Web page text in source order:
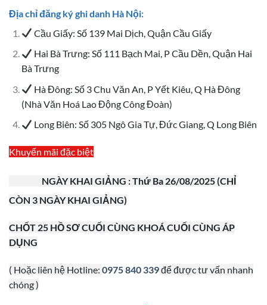
Địa chỉ đăng ký ghi danh Hà Nội:
Cầu Giấy: Số 139 Mai Dịch, Quận Cầu Giấy
Hai Bà Trưng: Số 111 Bạch Mai, P Cầu Dền, Quận Hai
Bà Trưng
Hà Đông: Số 3 Chu Văn An, P Yết Kiêu, Q Hà Đông
(Nhà Văn Hoá Lao Động Công Đoàn)
Long Biên: Số 305 Ngô Gia Tự, Đức Giang, Q Long Biên
Khuyến mãi đặc biệt
NGÀY KHAI GIẢNG : Thứ Ba 26/08/2025 (CHỈ
CÒN 3 NGÀY KHAI GIẢNG)
CHỐT 25 HỒ SƠ CUỐI CÙNG KHOÁ CUỐI CÙNG ÁP
DỤNG
( Hoặc liên hệ Hotline: 0975 840 339để được tư vấn nhanh
chóng )